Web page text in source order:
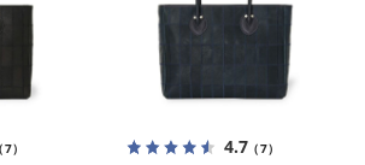
） 4.7（7）